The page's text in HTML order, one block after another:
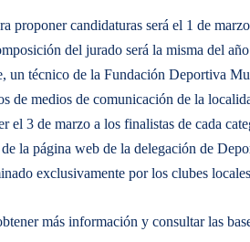
proponer candidaturas será el 1 de
del jurado será la misma del
un técnico de la Fundación Deportiva
de medios de comunicación de la
el 3 de marzo a los finalistas de cada
la página web de la delegación de
exclusivamente por los clubes
más información y consultar las